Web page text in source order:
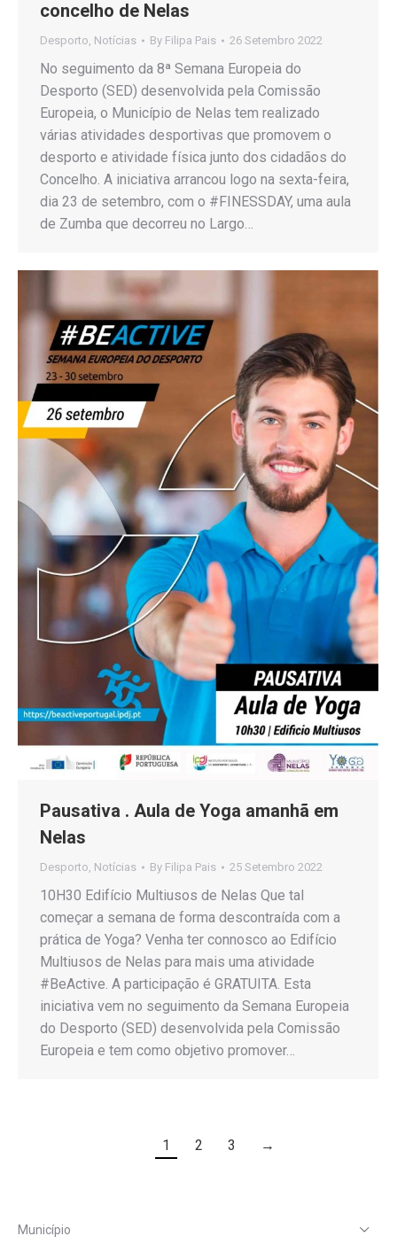
concelho de Nelas
Desporto, Notícias By Filipa Pais 26 Setembro 2022
No seguimento da 8ª Semana Europeia do
Desporto (SED) desenvolvida pela Comissão
Europeia, o Município de Nelas tem realizado
várias atividades desportivas que promovem o
desporto e atividade física junto dos cidadãos do
Concelho. A iniciativa arrancou logo na sexta-feira,
dia 23 de setembro, com o #FINESSDAY, uma aula
de Zumba que decorreu no Largo…
Pausativa . Aula de Yoga amanhã em
Nelas
Desporto, Notícias By Filipa Pais 25 Setembro 2022
10H30 Edifício Multiusos de Nelas Que tal
começar a semana de forma descontraída com a
prática de Yoga? Venha ter connosco ao Edifício
Multiusos de Nelas para mais uma atividade
#BeActive. A participação é GRATUITA. Esta
iniciativa vem no seguimento da Semana Europeia
do Desporto (SED) desenvolvida pela Comissão
Europeia e tem como objetivo promover…
1 2 3 →
Município